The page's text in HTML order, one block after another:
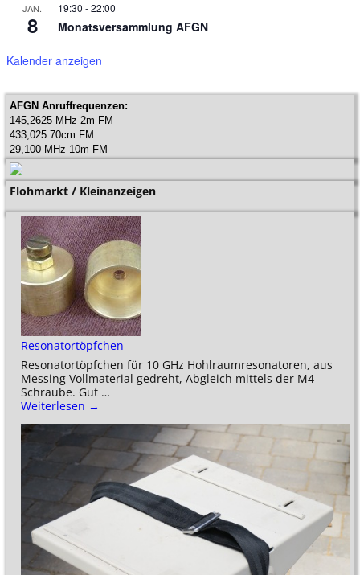
JAN.
8
19:30 -22:00
Monatsversammlung AFGN
Kalender anzeigen
AFGN Anruffrequenzen:
145,2625 MHz 2m FM
433,025 70cm FM
29,100 MHz 10m FM
Flohmarkt / Kleinanzeigen
Resonatortöpfchen
Resonatortöpfchen für 10 GHz Hohlraumresonatoren, aus
Messing Vollmaterial gedreht, Abgleich mittels der M4
Schraube. Gut …
Weiterlesen →